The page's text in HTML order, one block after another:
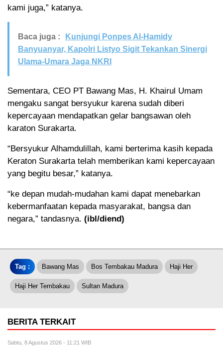
kami juga,” katanya.
Baca juga :
Kunjungi Ponpes Al-Hamidy
Banyuanyar, Kapolri Listyo Sigit Tekankan Sinergi
Ulama-Umara Jaga NKRI
Sementara, CEO PT Bawang Mas, H. Khairul Umam
mengaku sangat bersyukur karena sudah diberi
kepercayaan mendapatkan gelar bangsawan oleh
karaton Surakarta.
“Bersyukur Alhamdulillah, kami berterima kasih kepada
Keraton Surakarta telah memberikan kami kepercayaan
yang begitu besar,” katanya.
“ke depan mudah-mudahan kami dapat menebarkan
kebermanfaatan kepada masyarakat, bangsa dan
negara,” tandasnya. (ibl/diend)
Tag : Bawang Mas Bos Tembakau Madura Haji Her
Haji Her Tembakau Sultan Madura
BERITA TERKAIT
Sabtu, 8 Agustus 2026 - 11:21 WIB